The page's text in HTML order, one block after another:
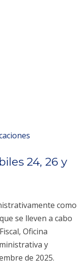
24, 26 y
como
se lleven a cabo
Oficina
y
de 2025.